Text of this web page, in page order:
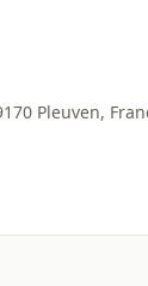
Pleuven,